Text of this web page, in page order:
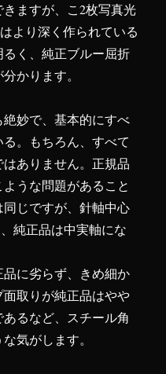
ますが、こ2枚写真光
より深く作られている
く、純正ブルー屈折
かります。
妙で、基本的にすべ
。もちろん、すべて
ありません。正規品
うな問題があること
じですが、針軸中心
純正品は中実軸にな
に劣らず、きめ細か
取りが純正品はやや
るなど、スチール角
気がします。